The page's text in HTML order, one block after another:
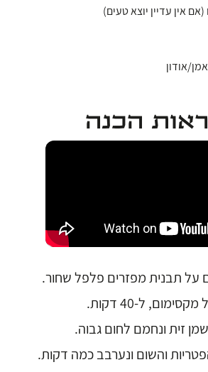
הכנה
על תבנית מפזרים פלפל שחור.
ל-40 דקות.
זית ונחמם לחום גבוה.
והשום ונערבב כמה דקות.